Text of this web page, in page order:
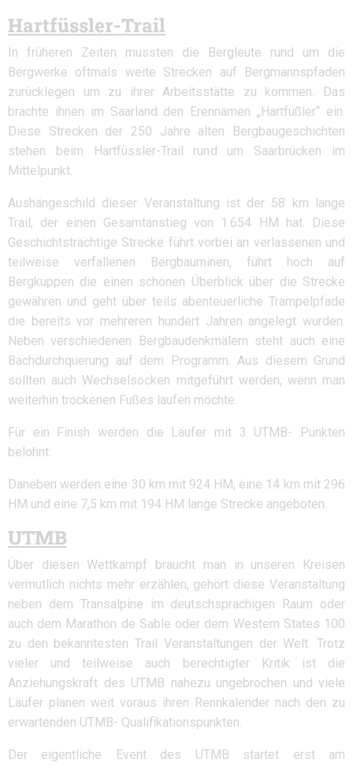
Hartfüssler-Trail
In früheren Zeiten mussten die Bergleute rund um die
Bergwerke oftmals weite Strecken auf Bergmannspfaden
zurücklegen um zu ihrer Arbeitsstätte zu kommen. Das
brachte ihnen im Saarland den Erennamen „Hartfüßler“ ein.
Diese Strecken der 250 Jahre alten Bergbaugeschichten
stehen beim Hartfüssler-Trail rund um Saarbrücken im
Mittelpunkt.
Aushängeschild dieser Veranstaltung ist der 58 km lange
Trail, der einen Gesamtanstieg von 1.654 HM hat. Diese
Geschichtsträchtige Strecke führt vorbei an verlassenen und
teilweise verfallenen Bergbauminen, führt hoch auf
Bergkuppen die einen schönen Überblick über die Strecke
gewähren und geht über teils abenteuerliche Trampelpfade
die bereits vor mehreren hundert Jahren angelegt wurden.
Neben verschiedenen Bergbaudenkmälern steht auch eine
Bachdurchquerung auf dem Programm. Aus diesem Grund
sollten auch Wechselsocken mitgeführt werden, wenn man
weiterhin trockenen Fußes laufen möchte.
Für ein Finish werden die Läufer mit 3 UTMB- Punkten
belohnt.
Daneben werden eine 30 km mit 924 HM, eine 14 km mit 296
HM und eine 7,5 km mit 194 HM lange Strecke angeboten.
UTMB
Über diesen Wettkampf braucht man in unseren Kreisen
vermutlich nichts mehr erzählen, gehört diese Veranstaltung
neben dem Transalpine im deutschsprachigen Raum oder
auch dem Marathon de Sable oder dem Western States 100
zu den bekanntesten Trail Veranstaltungen der Welt. Trotz
vieler und teilweise auch berechtigter Kritik ist die
Anziehungskraft des UTMB nahezu ungebrochen und viele
Läufer planen weit voraus ihren Rennkalender nach den zu
erwartenden UTMB- Qualifikationspunkten.
Der eigentliche Event des UTMB startet erst am